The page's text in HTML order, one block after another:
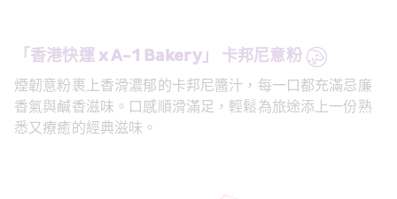
「香港快運 x A-1 Bakery」 卡邦尼意粉
煙韌意粉裹上香滑濃郁的卡邦尼醬汁，每一口都充滿忌廉
香氣與鹹香滋味。口感順滑滿足，輕鬆為旅途添上一份熟
悉又療癒的經典滋味。